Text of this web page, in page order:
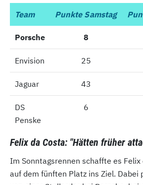
Team Punkte Samstag
Porsche 8
Envision 25
Jaguar 43
DS
Penske
6
Team
Porsche
Envision
Jaguar
DS
Penske
Felix da Costa: "Hätten früher
Im Sonntagsrennen schaffte es
auf dem fünften Platz ins Ziel. Dabei